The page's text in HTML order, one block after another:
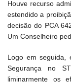
Houve recurso
estendido a
decisão do PCA
Um Conselheiro
Logo em seguida,
Segurança no
liminarmente os